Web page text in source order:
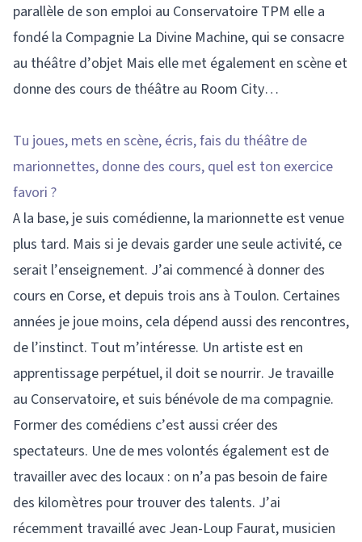
parallèle de son emploi au Conservatoire TPM elle a
fondé la Compagnie La Divine Machine, qui se consacre
au théâtre d’objet Mais elle met également en scène et
donne des cours de théâtre au Room City…
Tu joues, mets en scène, écris, fais du théâtre de
marionnettes, donne des cours, quel est ton exercice
favori ?
A la base, je suis comédienne, la marionnette est venue
plus tard. Mais si je devais garder une seule activité, ce
serait l’enseignement. J’ai commencé à donner des
cours en Corse, et depuis trois ans à Toulon. Certaines
années je joue moins, cela dépend aussi des rencontres,
de l’instinct. Tout m’intéresse. Un artiste est en
apprentissage perpétuel, il doit se nourrir. Je travaille
au Conservatoire, et suis bénévole de ma compagnie.
Former des comédiens c’est aussi créer des
spectateurs. Une de mes volontés également est de
travailler avec des locaux : on n’a pas besoin de faire
des kilomètres pour trouver des talents. J’ai
récemment travaillé avec Jean-Loup Faurat, musicien